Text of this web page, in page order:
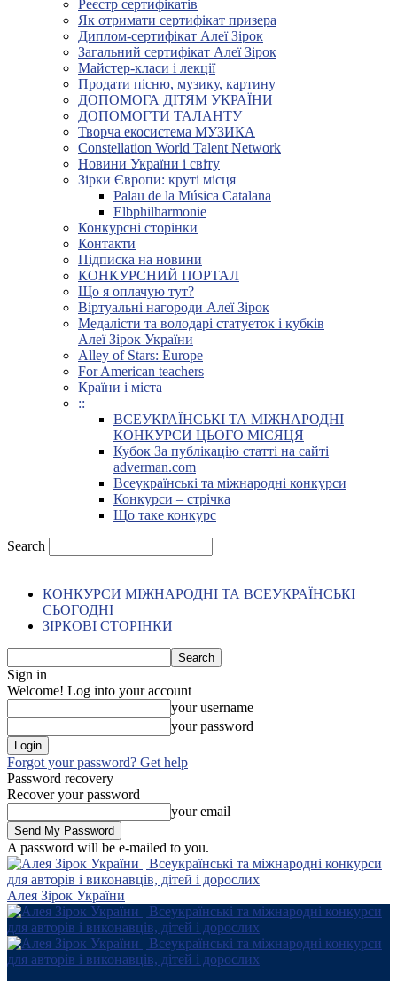
Реєстр сертифікатів
Як отримати сертифікат призера
Диплом-сертифікат Алеї Зірок
Загальний сертифікат Алеї Зірок
Майстер-класи і лекції
Продати пісню, музику, картину
ДОПОМОГА ДІТЯМ УКРАЇНИ
ДОПОМОГТИ ТАЛАНТУ
Творча екосистема МУЗИКА
Constellation World Talent Network
Новини України і світу
Зірки Європи: круті місця
Palau de la Música Catalana
Elbphilharmonie
Конкурсні сторінки
Контакти
Підписка на новини
КОНКУРСНИЙ ПОРТАЛ
Що я оплачую тут?
Віртуальні нагороди Алеї Зірок
Медалісти та володарі статуеток і кубків
Алеї Зірок України
Alley of Stars: Europe
For American teachers
Країни і міста
::
ВСЕУКРАЇНСЬКІ ТА МІЖНАРОДНІ
КОНКУРСИ ЦЬОГО МІСЯЦЯ
Кубок За публікацію статті на сайті
adverman.com
Всеукраїнські та міжнародні конкурси
Конкурси – стрічка
Що таке конкурс
Search
КОНКУРСИ МІЖНАРОДНІ ТА ВСЕУКРАЇНСЬКІ
СЬОГОДНІ
ЗІРКОВІ СТОРІНКИ
Sign in
Welcome! Log into your account
your username
your password
Forgot your password? Get help
Password recovery
Recover your password
your email
A password will be e-mailed to you.
Алея Зірок України